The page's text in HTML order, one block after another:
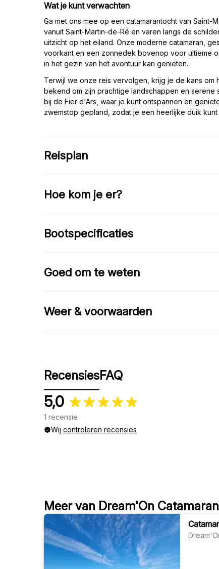
Wat je kunt verwachten
Ga met ons mee op een catamarantocht van
vanuit Saint-Martin-de-Ré en varen langs de
uitzicht op het eiland. Onze moderne catamaran,
voorkant en een zonnedek bovenop voor ultieme
in het gezin van het avontuur kan genieten.
Terwijl we onze reis vervolgen, krijg je de kans om
bekend om zijn prachtige landschappen en
bij de Fier d'Ars, waar je kunt ontspannen en
zwemstop gepland, zodat je een heerlijke duik kunt
Reisplan
Hoe kom je er?
Bootspecificaties
Goed om te weten
Weer & voorwaarden
RecensiesFAQ
5,0
1 recensie
Wij controleren recensies
Meer van Dream'On